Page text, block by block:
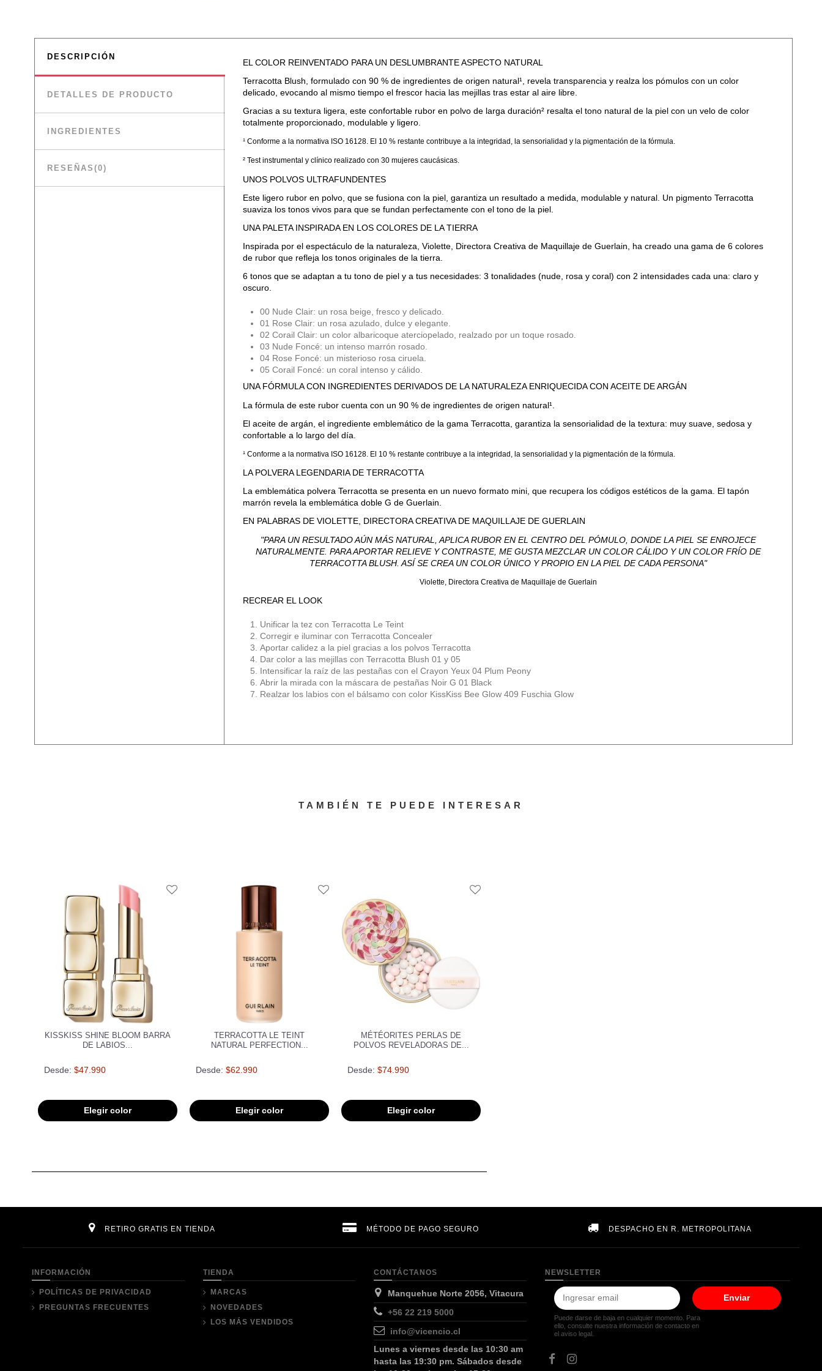
DESCRIPCIÓN
DETALLES DE PRODUCTO
INGREDIENTES
RESEÑAS (0)
EL COLOR REINVENTADO PARA UN DESLUMBRANTE ASPECTO NATURAL
Terracotta Blush, formulado con 90 % de ingredientes de origen natural¹, revela transparencia y realza los pómulos con un color
delicado, evocando al mismo tiempo el frescor hacia las mejillas tras estar al aire libre.
Gracias a su textura ligera, este confortable rubor en polvo de larga duración² resalta el tono natural de la piel con un velo de color
totalmente proporcionado, modulable y ligero.
¹ Conforme a la normativa ISO 16128. El 10 % restante contribuye a la integridad, la sensorialidad y la pigmentación de la fórmula.
² Test instrumental y clínico realizado con 30 mujeres caucásicas.
UNOS POLVOS ULTRAFUNDENTES
Este ligero rubor en polvo, que se fusiona con la piel, garantiza un resultado a medida, modulable y natural. Un pigmento Terracotta
suaviza los tonos vivos para que se fundan perfectamente con el tono de la piel.
UNA PALETA INSPIRADA EN LOS COLORES DE LA TIERRA
Inspirada por el espectáculo de la naturaleza, Violette, Directora Creativa de Maquillaje de Guerlain, ha creado una gama de 6 colores
de rubor que refleja los tonos originales de la tierra.
6 tonos que se adaptan a tu tono de piel y a tus necesidades: 3 tonalidades (nude, rosa y coral) con 2 intensidades cada una: claro y
oscuro.
00 Nude Clair: un rosa beige, fresco y delicado.
01 Rose Clair: un rosa azulado, dulce y elegante.
02 Corail Clair: un color albaricoque aterciopelado, realzado por un toque rosado.
03 Nude Foncé: un intenso marrón rosado.
04 Rose Foncé: un misterioso rosa ciruela.
05 Corail Foncé: un coral intenso y cálido.
UNA FÓRMULA CON INGREDIENTES DERIVADOS DE LA NATURALEZA ENRIQUECIDA CON ACEITE DE ARGÁN
La fórmula de este rubor cuenta con un 90 % de ingredientes de origen natural¹.
El aceite de argán, el ingrediente emblemático de la gama Terracotta, garantiza la sensorialidad de la textura: muy suave, sedosa y
confortable a lo largo del día.
¹ Conforme a la normativa ISO 16128. El 10 % restante contribuye a la integridad, la sensorialidad y la pigmentación de la fórmula.
LA POLVERA LEGENDARIA DE TERRACOTTA
La emblemática polvera Terracotta se presenta en un nuevo formato mini, que recupera los códigos estéticos de la gama. El tapón
marrón revela la emblemática doble G de Guerlain.
EN PALABRAS DE VIOLETTE, DIRECTORA CREATIVA DE MAQUILLAJE DE GUERLAIN
"PARA UN RESULTADO AÚN MÁS NATURAL, APLICA RUBOR EN EL CENTRO DEL PÓMULO, DONDE LA PIEL SE ENROJECE
NATURALMENTE. PARA APORTAR RELIEVE Y CONTRASTE, ME GUSTA MEZCLAR UN COLOR CÁLIDO Y UN COLOR FRÍO DE
TERRACOTTA BLUSH. ASÍ SE CREA UN COLOR ÚNICO Y PROPIO EN LA PIEL DE CADA PERSONA"
Violette, Directora Creativa de Maquillaje de Guerlain
RECREAR EL LOOK
Unificar la tez con Terracotta Le Teint
Corregir e iluminar con Terracotta Concealer
Aportar calidez a la piel gracias a los polvos Terracotta
Dar color a las mejillas con Terracotta Blush 01 y 05
Intensificar la raíz de las pestañas con el Crayon Yeux 04 Plum Peony
Abrir la mirada con la máscara de pestañas Noir G 01 Black
Realzar los labios con el bálsamo con color KissKiss Bee Glow 409 Fuschia Glow
TAMBIÉN TE PUEDE INTERESAR
KISSKISS SHINE BLOOM BARRA
DE LABIOS...
Desde: $47.990
Elegir color
TERRACOTTA LE TEINT
NATURAL PERFECTION...
Desde: $62.990
Elegir color
MÉTÉORITES PERLAS DE
POLVOS REVELADORAS DE...
Desde: $74.990
Elegir color
RETIRO GRATIS EN TIENDA MÉTODO DE PAGO SEGURO DESPACHO EN R. METROPOLITANA
INFORMACIÓN
POLÍTICAS DE PRIVACIDAD
PREGUNTAS FRECUENTES
TIENDA
MARCAS
NOVEDADES
LOS MÁS VENDIDOS
CONTÁCTANOS
Manquehue Norte 2056, Vitacura
+56 22 219 5000
info@vicencio.cl
Lunes a viernes desde las 10:30 am
hasta las 19:30 pm. Sábados desde
NEWSLETTER
Enviar
Puede darse de baja en cualquier momento. Para
ello, consulte nuestra información de contacto en
el aviso legal.